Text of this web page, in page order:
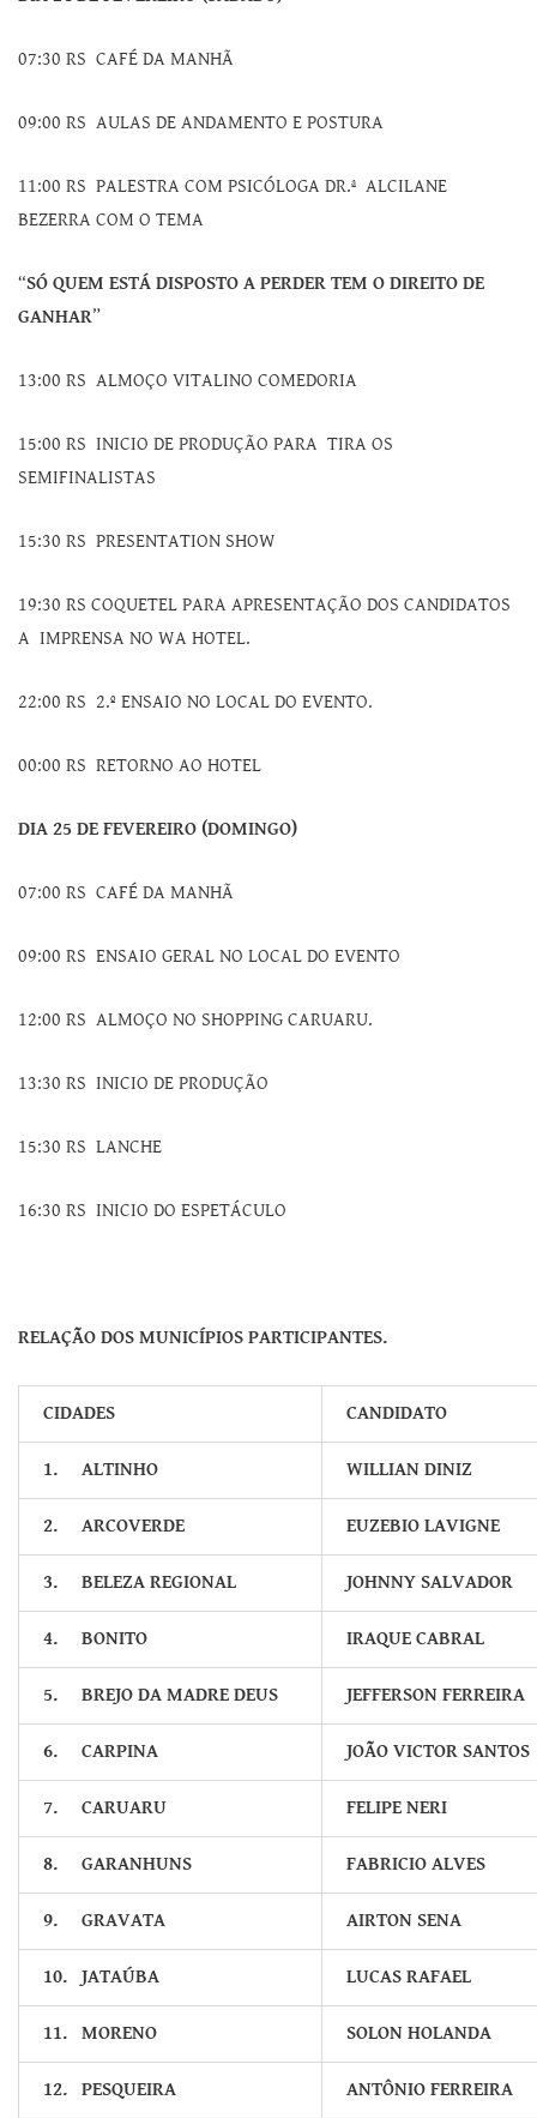
07:30 RS CAFÉ DA MANHÃ
09:00 RS AULAS DE ANDAMENTO E POSTURA
11:00 RS PALESTRA COM PSICÓLOGA DR.ª ALCILANE
BEZERRA COM O TEMA
“SÓ QUEM ESTÁ DISPOSTO A PERDER TEM O DIREITO DE
GANHAR”
13:00 RS ALMOÇO VITALINO COMEDORIA
15:00 RS INICIO DE PRODUÇÃO PARA TIRA OS
SEMIFINALISTAS
15:30 RS PRESENTATION SHOW
19:30 RS COQUETEL PARA APRESENTAÇÃO DOS CANDIDATOS
A IMPRENSA NO WA HOTEL.
22:00 RS 2.º ENSAIO NO LOCAL DO EVENTO.
00:00 RS RETORNO AO HOTEL
DIA 25 DE FEVEREIRO (DOMINGO)
07:00 RS CAFÉ DA MANHÃ
09:00 RS ENSAIO GERAL NO LOCAL DO EVENTO
12:00 RS ALMOÇO NO SHOPPING CARUARU.
13:30 RS INICIO DE PRODUÇÃO
15:30 RS LANCHE
16:30 RS INICIO DO ESPETÁCULO
RELAÇÃO DOS MUNICÍPIOS PARTICIPANTES.
CIDADES CANDIDATO
1. ALTINHO WILLIAN DINIZ
2. ARCOVERDE EUZEBIO LAVIGNE
3. BELEZA REGIONAL JOHNNY SALVADOR
4. BONITO IRAQUE CABRAL
5. BREJO DA MADRE DEUS JEFFERSON FERREIRA
6. CARPINA JOÃO VICTOR SANTOS
7. CARUARU FELIPE NERI
8. GARANHUNS FABRICIO ALVES
9. GRAVATA AIRTON SENA
10. JATAÚBA LUCAS RAFAEL
11. MORENO SOLON HOLANDA
12. PESQUEIRA ANTÔNIO FERREIRA